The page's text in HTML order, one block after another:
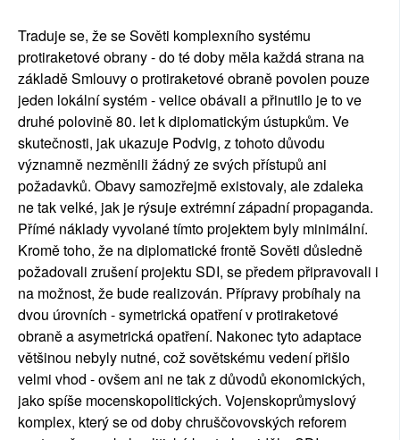
Traduje se, že se Sověti komplexního systému
protiraketové obrany - do té doby měla každá strana na
základě Smlouvy o protiraketové obraně povolen pouze
jeden lokální systém - velice obávali a přinutilo je to ve
druhé polovině 80. let k diplomatickým ústupkům. Ve
skutečnosti, jak ukazuje Podvig, z tohoto důvodu
významně nezměnili žádný ze svých přístupů ani
požadavků. Obavy samozřejmě existovaly, ale zdaleka
ne tak velké, jak je rýsuje extrémní západní propaganda.
Přímé náklady vyvolané tímto projektem byly minimální.
Kromě toho, že na diplomatické frontě Sověti důsledně
požadovali zrušení projektu SDI, se předem připravovali i
na možnost, že bude realizován. Přípravy probíhaly na
dvou úrovních - symetrická opatření v protiraketové
obraně a asymetrická opatření. Nakonec tyto adaptace
většinou nebyly nutné, což sovětskému vedení přišlo
velmi vhod - ovšem ani ne tak z důvodů ekonomických,
jako spíše mocenskopolitických. Vojenskoprůmyslový
komplex, který se od doby chruščovovských reforem